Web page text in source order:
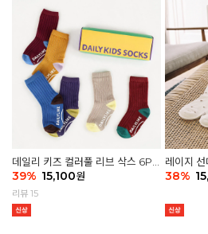
데일리 키즈 컬러풀 리브 삭스 6P -
03 세트
39% 15,100원
리뷰 15
레이지 선
athering
38%